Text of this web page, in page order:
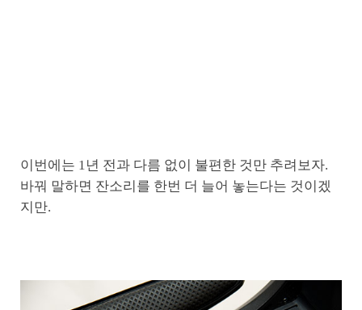
이번에는 1년 전과 다름 없이 불편한 것만 추려보자.
바꿔 말하면 잔소리를 한번 더 늘어 놓는다는 것이겠
지만.